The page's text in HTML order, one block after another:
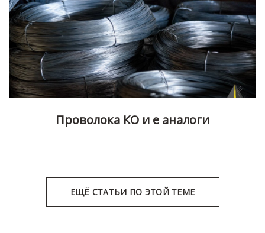
Проволока КО и е аналоги
ЕЩЁ СТАТЬИ ПО ЭТОЙ ТЕМЕ